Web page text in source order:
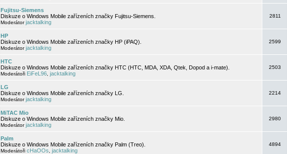
Fujitsu-Siemens
Diskuze o Windows Mobile zařízeních značky Fujitsu-Siemens.
Moderátorjacktalking
2811
HP
Diskuze o Windows Mobile zařízeních značky HP (iPAQ).
Moderátorjacktalking
2599
HTC
Diskuze o Windows Mobile zařízeních značky HTC (HTC, MDA, XDA, Qtek, Dopod a i-mate).
Moderátoři EiFeL96 jacktalking
2503
LG
Diskuze o Windows Mobile zařízeních značky LG.
Moderátorjacktalking
2214
MiTAC Mio
Diskuze o Windows Mobile zařízeních značky Mio.
Moderátorjacktalking
2980
Palm
Diskuze o Windows Mobile zařízeních značky Palm (Treo).
Moderátoři cHaOOs jacktalking
4894